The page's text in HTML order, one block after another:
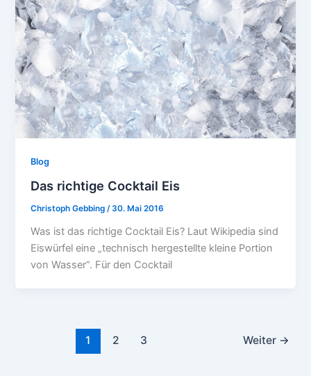
Blog
Das richtige Cocktail Eis
Christoph Gebbing/30. Mai 2016
Was ist das richtige Cocktail Eis? Laut Wikipedia sind
Eiswürfel eine „technisch hergestellte kleine Portion
von Wasser“. Für den Cocktail
1 2 3 Weiter →